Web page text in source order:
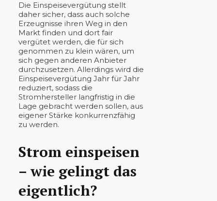
Die Einspeisevergütung stellt
daher sicher, dass auch solche
Erzeugnisse ihren Weg in den
Markt finden und dort fair
vergütet werden, die für sich
genommen zu klein wären, um
sich gegen anderen Anbieter
durchzusetzen. Allerdings wird die
Einspeisevergütung Jahr für Jahr
reduziert, sodass die
Stromhersteller langfristig in die
Lage gebracht werden sollen, aus
eigener Stärke konkurrenzfähig
zu werden.
Strom einspeisen
– wie gelingt das
eigentlich?